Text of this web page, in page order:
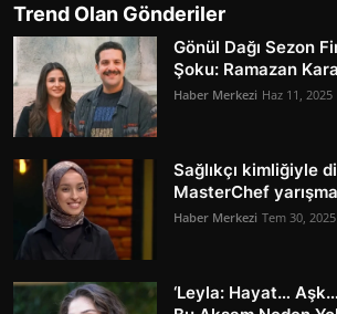
Trend Olan Gönderiler
Gönül Dağı Sezon
Şoku: Ramazan
Haber Merkezi Haz 11, 2025
Sağlıkçı kimliğiyle
MasterChef
Haber Merkezi Tem 30, 2025
‘Leyla: Hayat…